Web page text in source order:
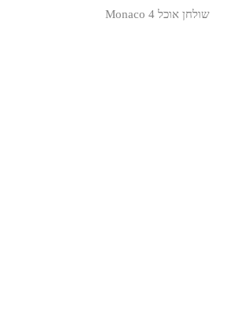
שולחן אוכל Monaco 4